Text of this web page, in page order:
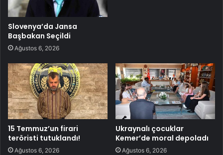
Slovenya’da Jansa
Başbakan Seçildi
Ağustos 6, 2026
15 Temmuz’un firari
teröristi tutuklandı!
Ağustos 6, 2026
Ukraynalı çocuklar
Kemer’de moral depoladı
Ağustos 6, 2026